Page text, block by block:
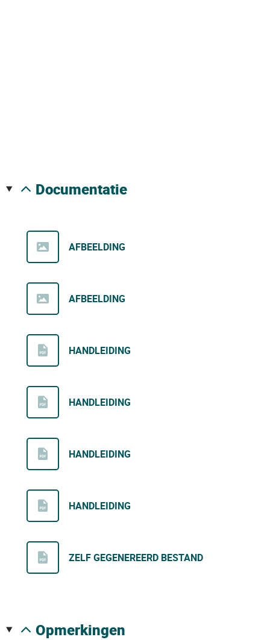
documentatie
AFBEELDING
AFBEELDING
HANDLEIDING
HANDLEIDING
HANDLEIDING
HANDLEIDING
ZELF GEGENEREERD BESTAND
opmerkingen